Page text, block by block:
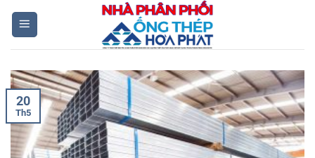
Skip
content
20
Th5